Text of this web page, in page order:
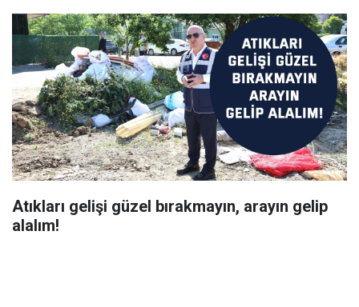
Atıkları gelişi güzel bırakmayın, arayın gelip
alalım!